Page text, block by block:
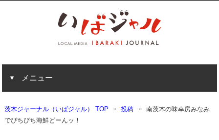
メニュー
茨木ジャーナル（いばジャル） TOP 投稿
南茨木の味幸房みなみ
でぴちぴち海鮮どーんッ！